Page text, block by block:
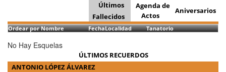
Últimos
Fallecidos
Agenda de
Actos
Aniversarios
Ordear por Nombre FechaLocalidad Tanatorio
No Hay Esquelas
ÚLTIMOS RECUERDOS
ANTONIO LÓPEZ ÁLVAREZ